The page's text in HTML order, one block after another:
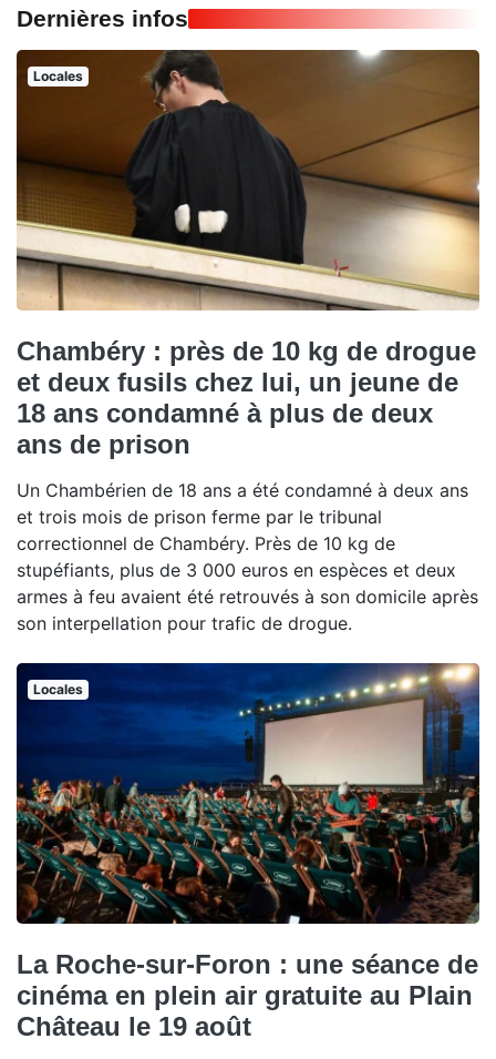
Dernières infos
Locales
Chambéry : près de 10 kg de drogue
et deux fusils chez lui, un jeune de
18 ans condamné à plus de deux
ans de prison
Un Chambérien de 18 ans a été condamné à deux ans
et trois mois de prison ferme par le tribunal
correctionnel de Chambéry. Près de 10 kg de
stupéfiants, plus de 3 000 euros en espèces et deux
armes à feu avaient été retrouvés à son domicile après
son interpellation pour trafic de drogue.
Locales
La Roche-sur-Foron : une séance de
cinéma en plein air gratuite au Plain
Château le 19 août